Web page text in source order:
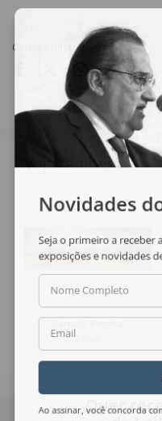
Compartilhar
Veja também
Novidades
Seja o primeiro a receber
exposições e novidades
Nome Completo
Email
Ao assinar, você concorda
Quer